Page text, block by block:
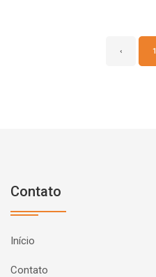
‹ 1
Contato
Início
Contato